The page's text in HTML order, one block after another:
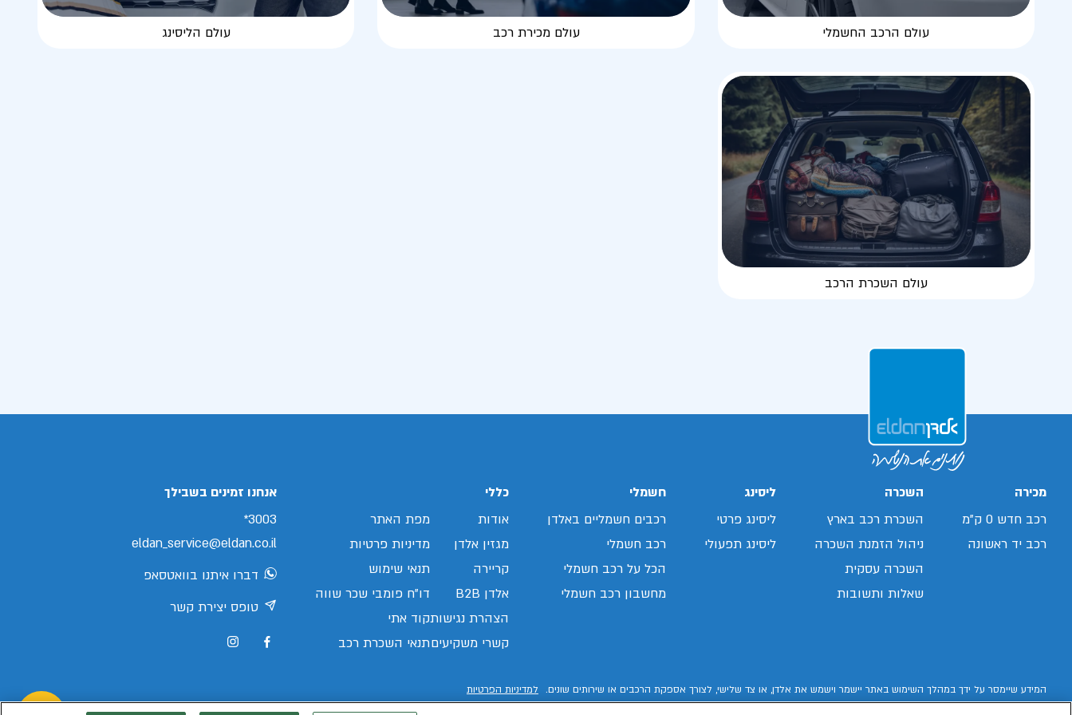
עולם הרכב החשמלי עולם מכירת רכב עולם הליסינג
עולם השכרת הרכב
מכירה
רכב חדש 0 ק"מ
רכב יד ראשונה
השכרה
השכרת רכב בארץ
ניהול הזמנת השכרה
השכרה עסקית
שאלות ותשובות
ליסינג
ליסינג פרטי
ליסינג תפעולי
חשמלי
רכבים חשמליים באלדן
רכב חשמלי
הכל על רכב חשמלי
מחשבון רכב חשמלי
כללי
אודות
מגזין אלדן
קריירה
אלדן B2B
הצהרת נגישות
קשרי משקיעים
מפת האתר
מדיניות פרטיות
תנאי שימוש
דו"ח פומבי שכר שווה
קוד אתי
תנאי השכרת רכב
אנחנו זמינים בשבילך
3003*
eldan_service@eldan.co.il
דברו איתנו בוואטסאפ
טופס יצירת קשר
המידע שיימסר על ידך במהלך השימוש באתר יישמר וישמש את אלדן, או צד שלישי, לצורך אספקת הרכבים או שירותים שונים. למדיניות הפרטיות